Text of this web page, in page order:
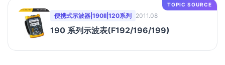
TOPIC SOURCE
便携式示波器|190II|120系列 2011.08
190 系列示波表(F192/196/199)